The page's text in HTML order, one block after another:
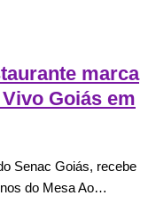
marca
Goiás em
Senac Goiás, recebe
do Mesa Ao…